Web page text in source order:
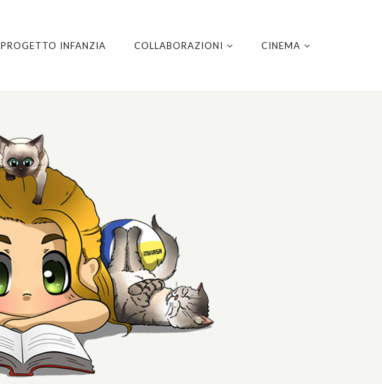
PROGETTO INFANZIA COLLABORAZIONI CINEMA